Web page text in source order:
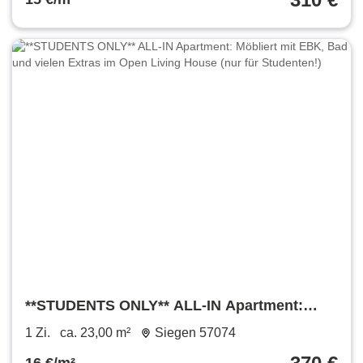
**STUDENTS ONLY** ALL-IN Apartment:
Möbliert mit EBK, Bad und vielen Extras im
1 Zi. ca. 23,00 m² Siegen 57074